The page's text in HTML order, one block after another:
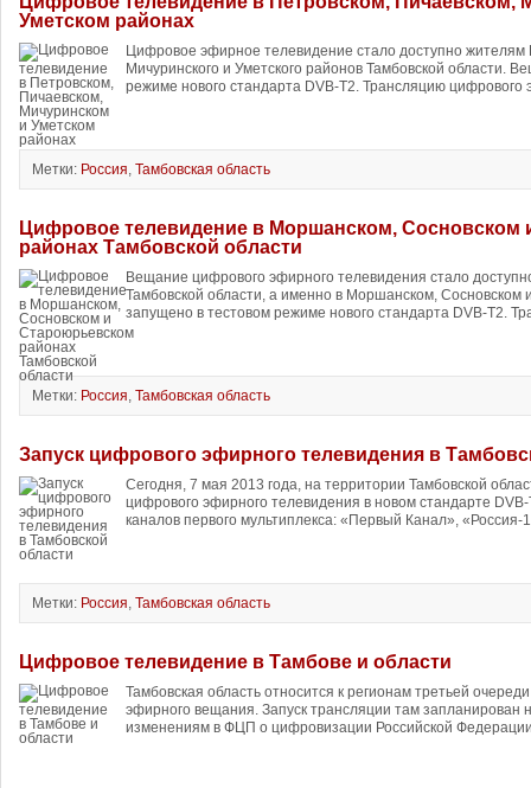
Уметском районах
Цифровое эфирное телевидение стало доступно жителям
Мичуринского и Уметского районов Тамбовской области.
режиме нового стандарта DVB-T2. Трансляцию
Метки: Россия, Тамбовская область
Цифровое телевидение в Моршанском, Сосновском
районах Тамбовской области
Вещание цифрового эфирного телевидения стало
Тамбовской области, а именно в Моршанском,
запущено в тестовом режиме нового стандарта DVB-T2.
Метки: Россия, Тамбовская область
Запуск цифрового эфирного телевидения в
Сегодня, 7 мая 2013 года, на территории Тамбовской
цифрового эфирного телевидения в новом стандарте
каналов первого мультиплекса: «Первый Канал», «Россия-
Метки: Россия, Тамбовская область
Цифровое телевидение в Тамбове и области
Тамбовская область относится к регионам третьей
эфирного вещания. Запуск трансляции там запланирован
изменениям в ФЦП о цифровизации Российской